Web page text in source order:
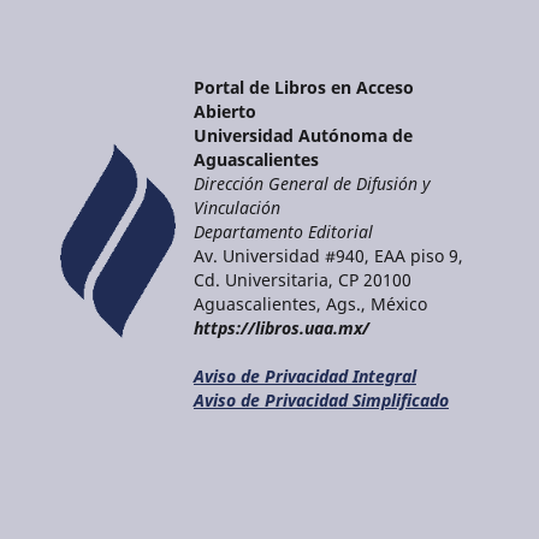
Portal de Libros en Acceso
Abierto
Universidad Autónoma de
Aguascalientes
Dirección General de Difusión y
Vinculación
Departamento Editorial
Av. Universidad #940, EAA piso 9,
Cd. Universitaria, CP 20100
Aguascalientes, Ags., México
https://libros.uaa.mx/
Aviso de Privacidad Integral
Aviso de Privacidad Simplificado